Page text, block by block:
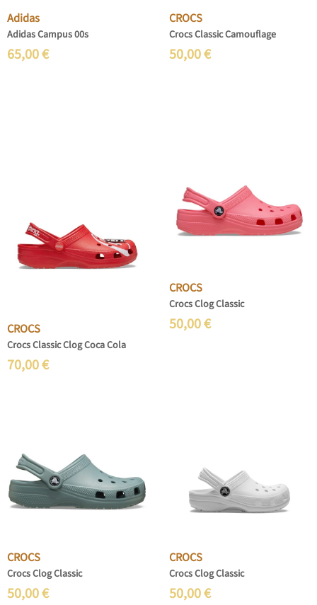
Adidas
Adidas Campus 00s
65,00€
CROCS
Crocs Classic Camouflage
50,00€
CROCS
Crocs Classic Clog Coca Cola
70,00€
CROCS
Crocs Clog Classic
50,00€
CROCS
Crocs Clog Classic
50,00€
CROCS
Crocs Clog Classic
50,00€